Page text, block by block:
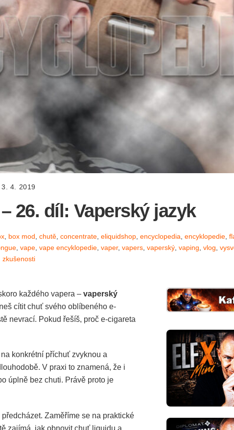
3. 4. 2019
26. díl: Vaperský jazyk
, box mod chutě, concentrate, eliquidshop, encyclopedia encyklopedie,
vape vape encyklopedie vaper, vapers vaperský vaping vlog
zkušenosti
každého vapera – vaperský
cítit chuť svého oblíbeného e-
nevrací. Pokud řešíš, proč e-cigareta
konkrétní příchuť zvyknou a
V praxi to znamená, že i
úplně bez chuti. Právě proto je
Zaměříme se na praktické